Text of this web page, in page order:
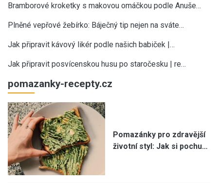
Bramborové kroketky s makovou omáčkou podle Anuše…
Plněné vepřové žebírko: Báječný tip nejen na sváte…
Jak připravit kávový likér podle našich babiček |…
Jak připravit posvícenskou husu po staročesku | re…
pomazanky-recepty.cz
Pomazánky pro zdravější
životní styl: Jak si pochu…